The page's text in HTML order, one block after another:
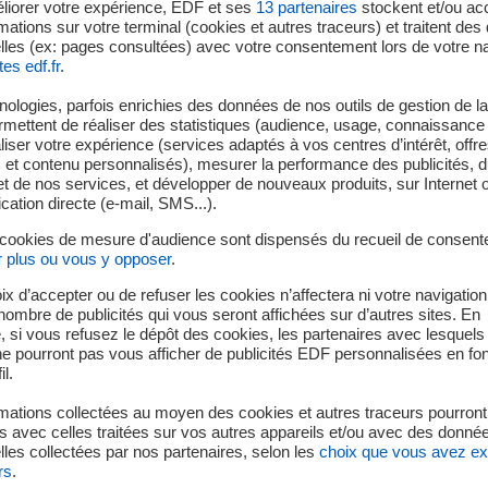
la production renouvelable du Groupe
par EDF Renouvelables dont 0,9 GW de solaire
majeurs dans l’éolien offshore :
du parc de Blyth au Royaume-Uni (41,5 MW)
NNG (450 MW) en Écosse
pour des projets aux États-Unis (potentiel de 2,5 GW au
négociation exclusive pour l’acquisition du groupe Luxel
: objectif 10 GW à horizon 2035
EPR à Taishan, en Chine
et gel du design définitif
du plan d’actions sur les soudures du circuit secondaire
votre expérience, EDF et ses 13 partenaires stockent et/ou
sur votre terminal (cookies et autres traceurs) et traitent des
(ex: pages consultées) avec votre consentement lors de votre
edf.fr.
parfois enrichies des données de nos outils de gestion de
de réaliser des statistiques (audience, usage,
votre expérience (services adaptés à vos centres d’intérêt,
et contenu personnalisés), mesurer la performance des publicités,
de nos services, et développer de nouveaux produits, sur Internet
directe (e-mail, SMS...).
de mesure d'audience sont dispensés du recueil de
plus ou vous y opposer.
d’accepter ou de refuser les cookies n’affectera ni votre
de publicités qui vous seront affichées sur d’autres sites. En
si vous refusez le dépôt des cookies, les partenaires avec
pourront pas vous afficher de publicités EDF personnalisées en
collectées au moyen des cookies et autres traceurs
avec celles traitées sur vos autres appareils et/ou avec des
collectées par nos partenaires, selon les choix que vous avez
.